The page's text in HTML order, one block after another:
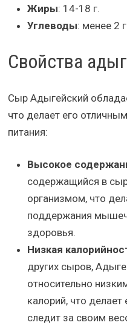
Жиры: 14-18 г.
Углеводы: менее 2 г.
Свойства
Сыр Адыгейский
что делает его
питания:
Высокое
содержащийся в
организмом, что
поддержания
здоровья.
Низкая
других сыров,
относительно
калорий, что
следит за своим